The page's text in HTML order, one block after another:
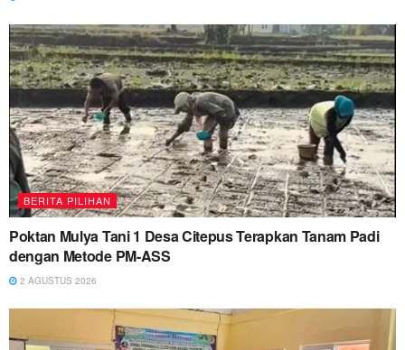
BERITA PILIHAN
Poktan Mulya Tani 1 Desa Citepus Terapkan Tanam Padi
dengan Metode PM-ASS
2 AGUSTUS 2026